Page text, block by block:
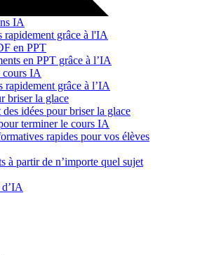
IA
rapidement grâce à l'IA
en PPT
en PPT grâce à l’IA
cours IA
grâce à l’IA
briser la glace
idées pour briser la glace
terminer le cours IA
rapides pour vos élèves
à partir de n’importe quel sujet